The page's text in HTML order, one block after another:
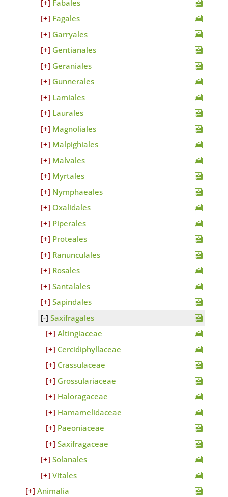
Fabales
Fagales
Garryales
Gentianales
Geraniales
Gunnerales
Lamiales
Laurales
Magnoliales
Malpighiales
Malvales
Myrtales
Nymphaeales
Oxalidales
Piperales
Proteales
Ranunculales
Rosales
Santalales
Sapindales
Saxifragales
Altingiaceae
Cercidiphyllaceae
Crassulaceae
Grossulariaceae
Haloragaceae
Hamamelidaceae
Paeoniaceae
Saxifragaceae
Solanales
Vitales
Animalia